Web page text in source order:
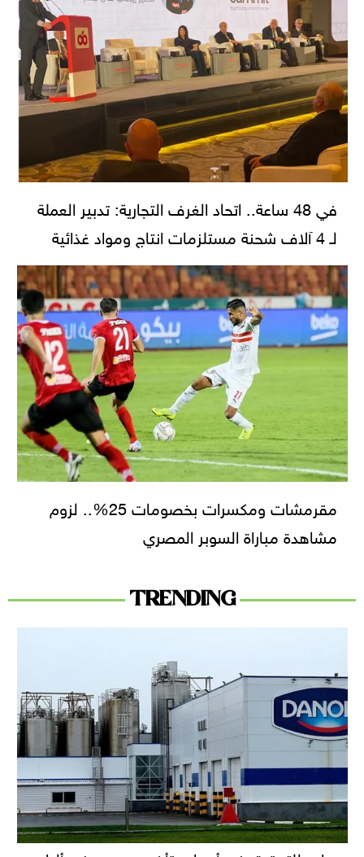
في 48 ساعة.. اتحاد الغرف التجارية: تدبير العملة
لـ 4 آلاف شحنة مستلزمات انتاج ومواد غذائية
مقرمشات ومكسرات بخصومات 25%.. لزوم
مشاهدة مباراة السوبر المصري
TRENDING